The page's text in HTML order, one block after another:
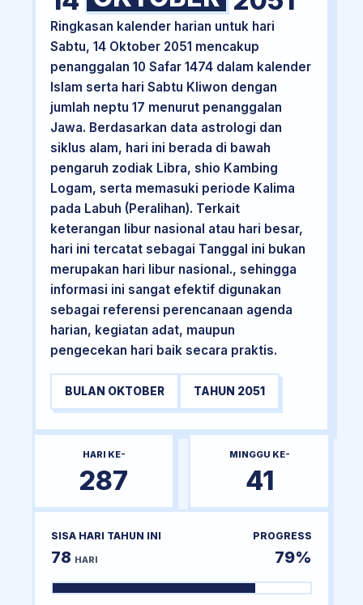
Ringkasan kalender harian untuk hari
Sabtu, 14 Oktober 2051 mencakup
penanggalan 10 Safar 1474 dalam kalender
Islam serta hari Sabtu Kliwon dengan
jumlah neptu 17 menurut penanggalan
Jawa. Berdasarkan data astrologi dan
siklus alam, hari ini berada di bawah
pengaruh zodiak Libra, shio Kambing
Logam, serta memasuki periode Kalima
pada Labuh (Peralihan). Terkait
keterangan libur nasional atau hari besar,
hari ini tercatat sebagai Tanggal ini bukan
merupakan hari libur nasional., sehingga
informasi ini sangat efektif digunakan
sebagai referensi perencanaan agenda
harian, kegiatan adat, maupun
pengecekan hari baik secara praktis.
BULAN OKTOBER TAHUN 2051
HARI KE-
287
MINGGU KE-
41
SISA HARI TAHUN INI
78 HARI
PROGRESS
79%